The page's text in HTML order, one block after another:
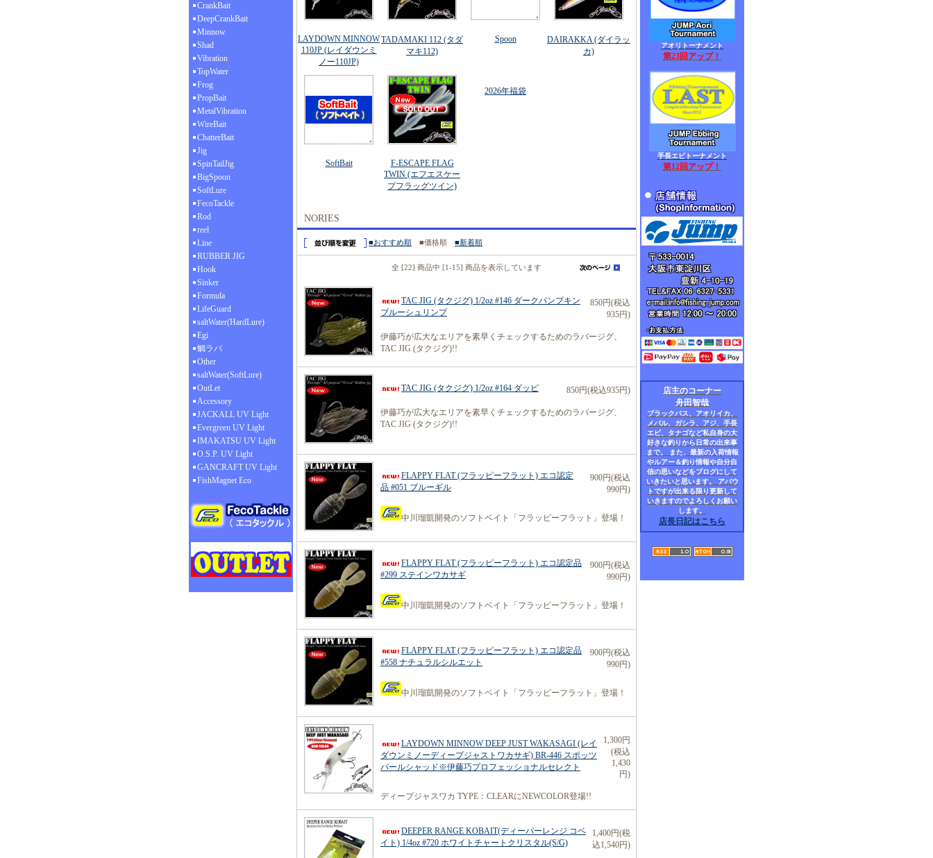
CrankBait
DeepCrankBait
Minnow
Shad
Vibration
TopWater
Frog
PropBait
MetalVibration
WireBait
ChatterBait
Jig
SpinTailJig
BigSpoon
SoftLure
FecoTackle
Rod
reel
Line
RUBBER JIG
Hook
Sinker
Formula
LifeGuard
saltWater(HardLure)
Egi
鯛ラバ
Other
saltWater(SoftLure)
OutLet
Accessory
JACKALL UV Light
Evergreen UV Light
IMAKATSU UV Light
O.S.P. UV Light
GANCRAFT UV Light
FishMagnet Eco
LAYDOWN MINNOW
110JP (レイダウンミ
ノー110JP)
TADAMAKI 112 (タダ
マキ112)
Spoon
DAIRAKKA (ダイラッ
カ)
SoftBait
F-ESCAPE FLAG
TWIN (エフエスケー
プフラッグツイン)
2026年福袋
NORIES
■おすすめ順 ■価格順 ■新着順
全 [22] 商品中 [1-15] 商品を表示しています
TAC JIG (タクジグ) 1/2oz #146 ダークパンプキン
ブルーシュリンプ
850円(税込
935円)
伊藤巧が広大なエリアを素早くチェックするためのラバージグ、
TAC JIG (タクジグ)!!
TAC JIG (タクジグ) 1/2oz #164 ダッピ 850円(税込935円)
伊藤巧が広大なエリアを素早くチェックするためのラバージグ、
TAC JIG (タクジグ)!!
FLAPPY FLAT (フラッピーフラット) エコ認定
品 #051 ブルーギル
900円(税込
990円)
中川瑠凱開発のソフトベイト「フラッピーフラット」登場！
FLAPPY FLAT (フラッピーフラット) エコ認定品
#299 ステインワカサギ
900円(税込
990円)
中川瑠凱開発のソフトベイト「フラッピーフラット」登場！
FLAPPY FLAT (フラッピーフラット) エコ認定品
#558 ナチュラルシルエット
900円(税込
990円)
中川瑠凱開発のソフトベイト「フラッピーフラット」登場！
LAYDOWN MINNOW DEEP JUST WAKASAGI (レイ
ダウンミノーディープジャストワカサギ) BR-446 スポッツ
パールシャッド※伊藤巧プロフェッショナルセレクト
1,300円
(税込
1,430
円)
ディープジャスワカ TYPE：CLEARにNEWCOLOR登場!!
DEEPER RANGE KOBAIT(ディーパーレンジ コベ
イト) 1/4oz #720 ホワイトチャートクリスタル(S/G)
1,400円(税
込1,540円)
アオリトーナメント
第23回アップ！
手長エビトーナメント
第12回アップ！
店主のコーナー
舟田智哉
ブラックバス、アオリイカ、
メバル、ガシラ、アジ、手長
エビ、タナゴなど私自身の大
好きな釣りから日常の出来事
まで。 また、最新の入荷情報
やルアー＆釣り情報や自分自
信の思いなどをブログにして
いきたいと思います。 アバウ
トですが出来る限り更新して
いきますのでよろしくお願い
します。
店長日記はこちら